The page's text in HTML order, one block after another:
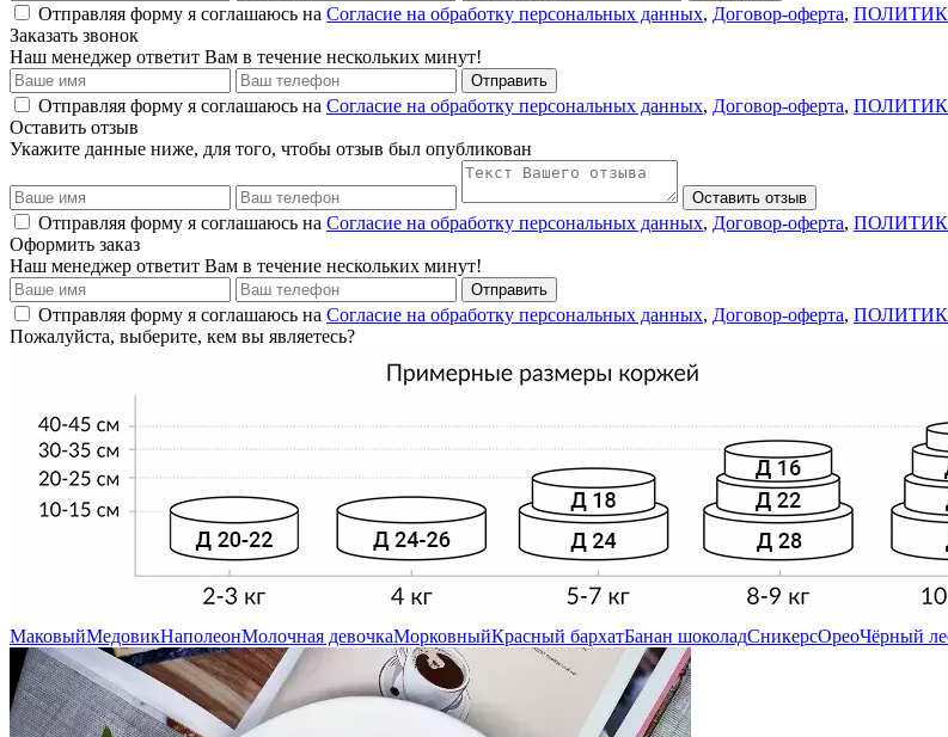
Отправляя форму я соглашаюсь на Согласие на обработку персональных данных, Договор-оферта, ПОЛИТИКА
Заказать звонок
Наш менеджер ответит Вам в течение нескольких минут!
Отправить
Отправляя форму я соглашаюсь на Согласие на обработку персональных данных, Договор-оферта, ПОЛИТИКА
Оставить отзыв
Укажите данные ниже, для того, чтобы отзыв был опубликован
Оставить отзыв
Отправляя форму я соглашаюсь на Согласие на обработку персональных данных, Договор-оферта, ПОЛИТИКА
Оформить заказ
Наш менеджер ответит Вам в течение нескольких минут!
Отправить
Отправляя форму я соглашаюсь на Согласие на обработку персональных данных, Договор-оферта, ПОЛИТИКА
Пожалуйста, выберите, кем вы являетесь?
МаковыйМедовикНаполеонМолочная девочкаМорковныйКрасный бархатБанан шоколадСникерсОреоЧёрный